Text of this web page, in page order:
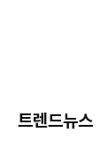
트렌드뉴스